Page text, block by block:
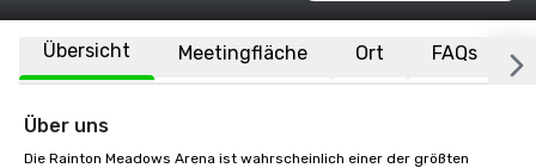
Übersicht Meetingfläche Ort FAQs
Über uns
Die Rainton Meadows Arena ist wahrscheinlich einer der größten